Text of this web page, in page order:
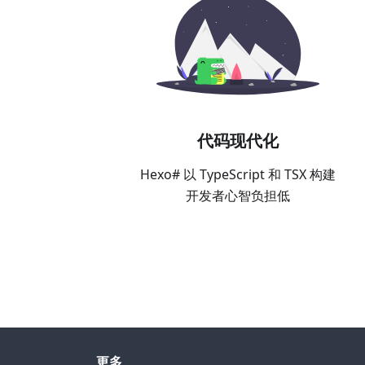
代码现代化
Hexo# 以 TypeScript 和 TSX 构建
开发者心智负担低